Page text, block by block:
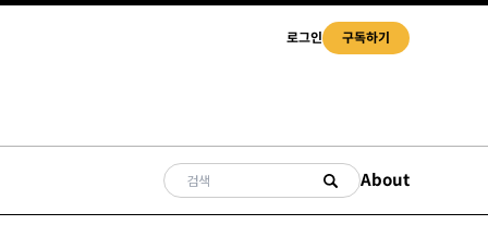
로그인 구독하기
About